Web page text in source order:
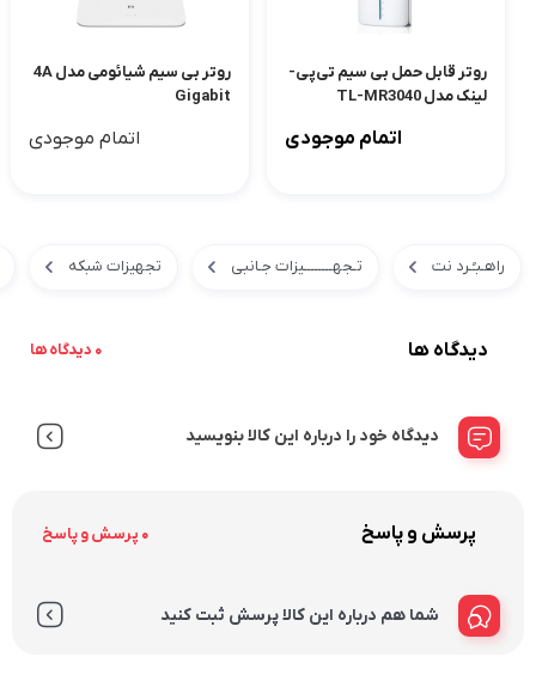
روتر قابل حمل بی سیم تی‌پی-
لینک مدل TL-MR3040
اتمام موجودی
روتر بی‌ سیم شیائومی مدل 4A
Gigabit
اتمام موجودی
راهـبـُـرد نت تـجهــــــــیزات جـانبی تجهیزات شبکه
دیدگاه ها 0 دیدگاه ها
دیدگاه خود را درباره این کالا بنویسید
پرسش و پاسخ 0 پرسش و پاسخ
شما هم درباره این کالا پرسش ثبت کنید